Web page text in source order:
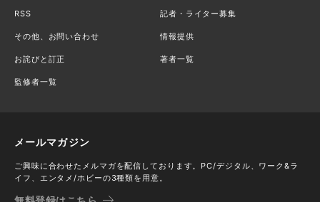
RSS 記者・ライター募集
その他、お問い合わせ 情報提供
お詫びと訂正 著者一覧
監修者一覧
メールマガジン
ご興味に合わせたメルマガを配信しております。PC/デジタル、ワーク&ラ
イフ、エンタメ/ホビーの3種類を用意。